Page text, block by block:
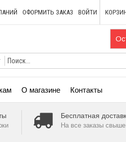
ОФОРМИТЬ ЗАКАЗ ВОЙТИ
О магазине Контакты
Бесплатная
На все заказы